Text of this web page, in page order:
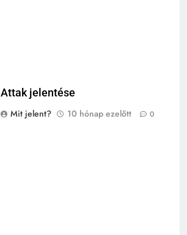
Attak jelentése
Mit jelent?
10 hónap ezelőtt 0